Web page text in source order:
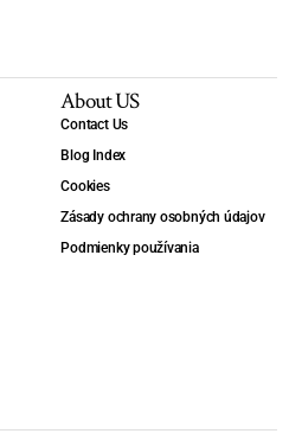
About US
Contact Us
Blog Index
Cookies
Zásady ochrany osobných údajov
Podmienky používania